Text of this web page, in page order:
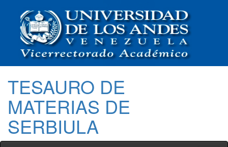
TESAURO DE
MATERIAS DE
SERBIULA